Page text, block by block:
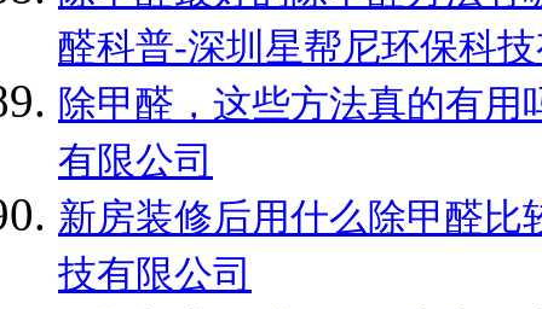
醛科普-深圳星帮尼环保科
除甲醛，这些方法真的有
有限公司
新房装修后用什么除甲醛比
技有限公司